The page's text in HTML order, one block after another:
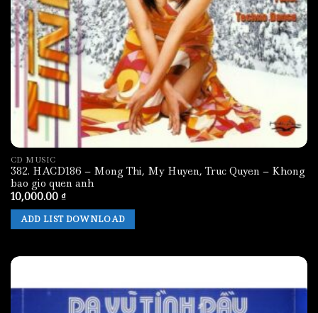
CD MUSIC
382. HACD186 – Mong Thi, My Huyen, Truc Quyen – Khong
bao gio quen anh
10,000.00 ₫
ADD LIST DOWNLOAD